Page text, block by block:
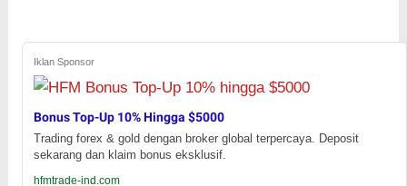
Iklan Sponsor
Bonus Top-Up 10% Hingga $5000
Trading forex & gold dengan broker global terpercaya. Deposit
sekarang dan klaim bonus eksklusif.
hfmtrade-ind.com